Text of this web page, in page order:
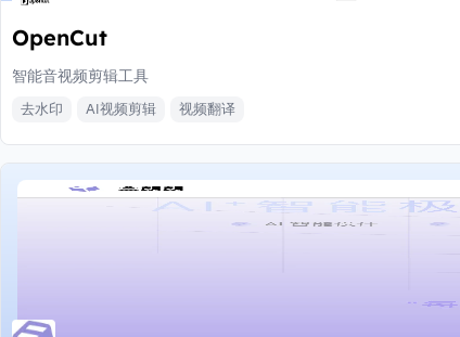
OpenCut
智能音视频剪辑工具
去水印 AI视频剪辑 视频翻译